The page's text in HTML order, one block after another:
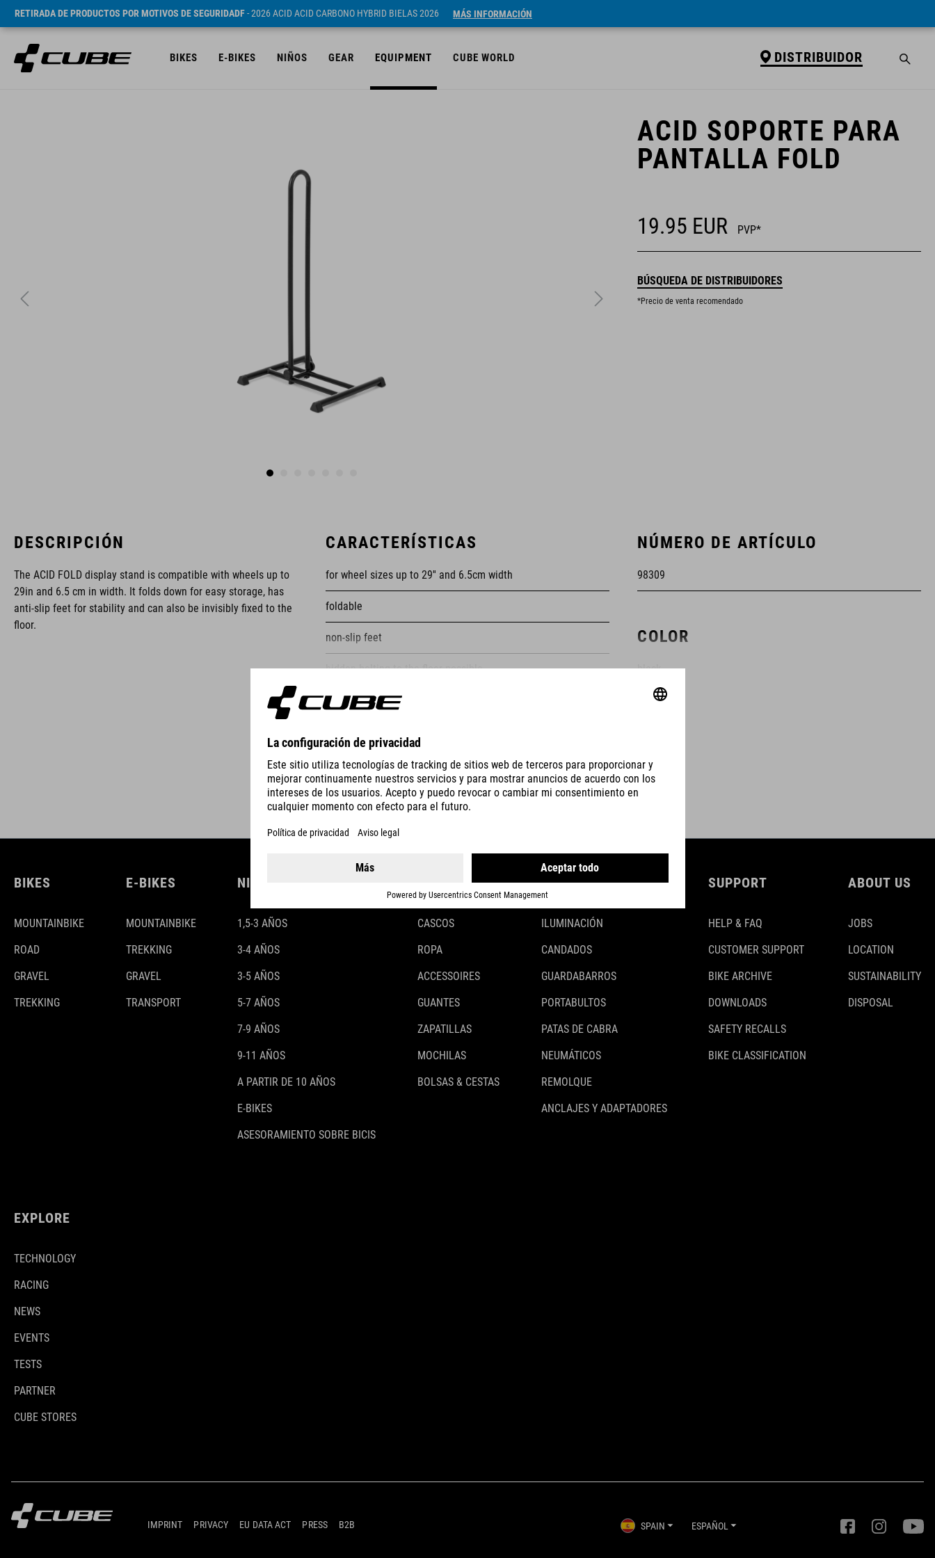
RETIRADA DE PRODUCTOS POR MOTIVOS DE SEGURIDADF- 2026 ACID ACID CARBONO HYBRID BIELAS 2026 MÁS INFORMACIÓN
BIKES E-BIKES NIÑOS GEAR EQUIPMENT CUBE WORLD DISTRIBUIDOR
ACID SOPORTE PARA
PANTALLA FOLD
19.95 EUR PVP*
BÚSQUEDA DE DISTRIBUIDORES
*Precio de venta recomendado
DESCRIPCIÓN
The ACID FOLD display stand is compatible with wheels up to
29in and 6.5 cm in width. It folds down for easy storage, has
anti-slip feet for stability and can also be invisibly fixed to the
floor.
La marca ACID incluye accesorios y piezas de bicicleta de alta
innovaciones sofisticadas caracterizan nuestros productos. Al
mismo tiempo, el diseño sigue manteniendo unas formas
CARACTERÍSTICAS
for wheel sizes up to 29'' and 6.5cm width
foldable
non-slip feet
hidden bolting to the floor possible
NÚMERO DE ARTÍCULO
98309
COLOR
black
(LxWxH) 400 x 370 x 740 mm
steel
BIKES
MOUNTAINBIKE
ROAD
GRAVEL
TREKKING
E-BIKES
MOUNTAINBIKE
TREKKING
GRAVEL
TRANSPORT
NIÑOS
1,5-3 AÑOS
3-4 AÑOS
3-5 AÑOS
5-7 AÑOS
7-9 AÑOS
9-11 AÑOS
A PARTIR DE 10 AÑOS
E-BIKES
ASESORAMIENTO SOBRE BICIS
CASCOS
ROPA
ACCESSOIRES
GUANTES
ZAPATILLAS
MOCHILAS
BOLSAS & CESTAS
EQUIPMENT
ILUMINACIÓN
CANDADOS
GUARDABARROS
PORTABULTOS
PATAS DE CABRA
NEUMÁTICOS
REMOLQUE
ANCLAJES Y ADAPTADORES
SUPPORT
HELP & FAQ
CUSTOMER SUPPORT
BIKE ARCHIVE
DOWNLOADS
SAFETY RECALLS
BIKE CLASSIFICATION
ABOUT US
JOBS
LOCATION
SUSTAINABILITY
DISPOSAL
EXPLORE
TECHNOLOGY
RACING
NEWS
EVENTS
TESTS
PARTNER
CUBE STORES
IMPRINT PRIVACY EU DATA ACT PRESS B2B SPAIN ESPAÑOL